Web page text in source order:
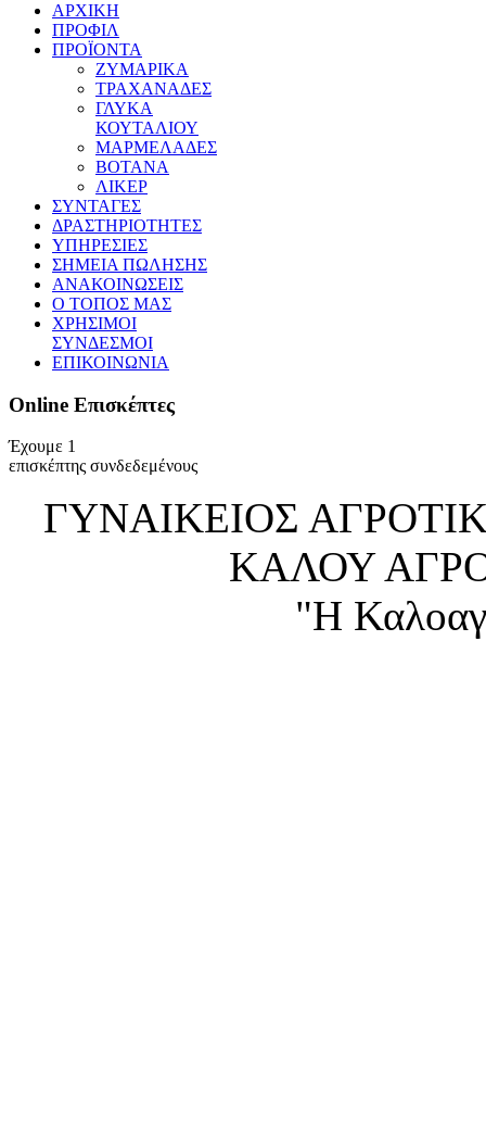
ΑΡΧΙΚΗ
ΠΡΟΦΙΛ
ΠΡΟΪΟΝΤΑ
ΖΥΜΑΡΙΚΑ
ΤΡΑΧΑΝΑΔΕΣ
ΓΛΥΚΑ
ΚΟΥΤΑΛΙΟΥ
ΜΑΡΜΕΛΑΔΕΣ
ΒΟΤΑΝΑ
ΛΙΚΕΡ
ΣΥΝΤΑΓΕΣ
ΔΡΑΣΤΗΡΙΟΤΗΤΕΣ
ΥΠΗΡΕΣΙΕΣ
ΣΗΜΕΙΑ ΠΩΛΗΣΗΣ
ΑΝΑΚΟΙΝΩΣΕΙΣ
Ο ΤΟΠΟΣ ΜΑΣ
ΧΡΗΣΙΜΟΙ
ΣΥΝΔΕΣΜΟΙ
ΕΠΙΚΟΙΝΩΝΙΑ
Online Επισκέπτες
Έχουμε 1
επισκέπτης συνδεδεμένους
ΓΥΝΑΙΚΕΙΟΣ
ΚΑΛΟΥ
"Η